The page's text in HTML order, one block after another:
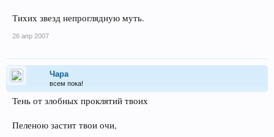
Тихих звезд непроглядную муть.
26 апр 2007
Чара
всем пока!
Тень от злобных проклятий твоих
Пеленою застит твои очи,